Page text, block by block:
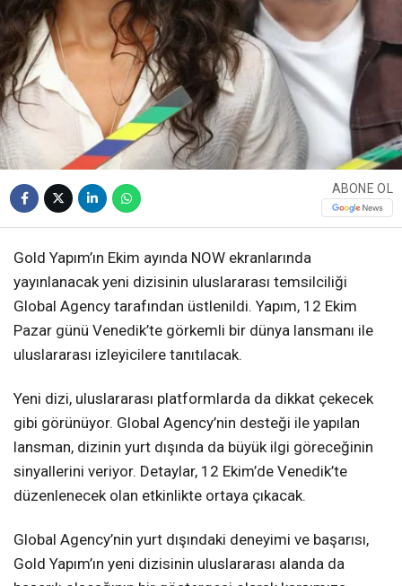
ABONE OL
Gold Yapım’ın Ekim ayında NOW ekranlarında
yayınlanacak yeni dizisinin uluslararası temsilciliği
Global Agency tarafından üstlenildi. Yapım, 12 Ekim
Pazar günü Venedik’te görkemli bir dünya lansmanı ile
uluslararası izleyicilere tanıtılacak.
Yeni dizi, uluslararası platformlarda da dikkat çekecek
gibi görünüyor. Global Agency’nin desteği ile yapılan
lansman, dizinin yurt dışında da büyük ilgi göreceğinin
sinyallerini veriyor. Detaylar, 12 Ekim’de Venedik’te
düzenlenecek olan etkinlikte ortaya çıkacak.
Global Agency’nin yurt dışındaki deneyimi ve başarısı,
Gold Yapım’ın yeni dizisinin uluslararası alanda da